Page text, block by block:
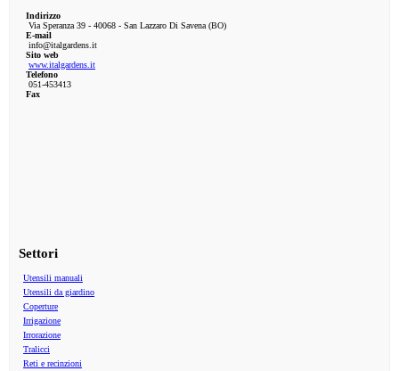
Indirizzo
Via Speranza 39 - 40068 - San Lazzaro Di Savena (BO)
E-mail
info@italgardens.it
Sito web
www.italgardens.it
Telefono
051-453413
Fax
Settori
Utensili manuali
Utensili da giardino
Coperture
Irrigazione
Irrorazione
Tralicci
Reti e recinzioni